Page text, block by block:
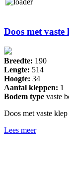
Doos met
Breedte: 190
Lengte: 514
Hoogte: 34
Aantal kleppen: 1
Bodem type vaste
Doos met vaste
Lees meer